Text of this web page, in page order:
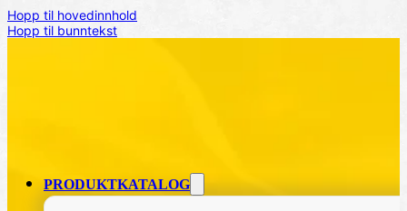
Hopp til hovedinnhold
Hopp til bunntekst
PRODUKTKATALOG